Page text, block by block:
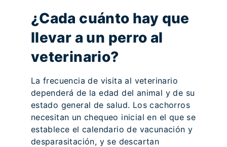
¿Cada cuánto hay que
llevar a un perro al
veterinario?
La frecuencia de visita al veterinario
dependerá de la edad del animal y de su
estado general de salud. Los cachorros
necesitan un chequeo inicial en el que se
establece el calendario de vacunación y
desparasitación, y se descartan